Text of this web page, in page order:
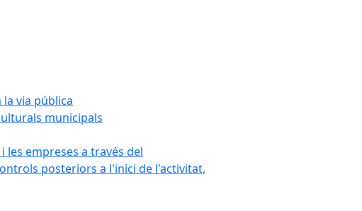
via pública
municipals
les empreses a través del
posteriors a l'inici de l'activitat,